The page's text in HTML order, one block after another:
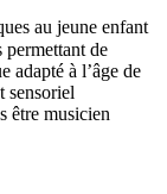
au jeune enfant
permettant de
adapté à l’âge de
sensoriel
être musicien